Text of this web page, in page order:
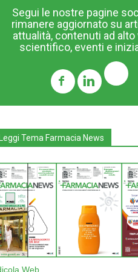
Segui le nostre pagine
rimanere aggiornato su
attualità, contenuti ad alto
scientifico, eventi e
Tema Farmacia News
Web